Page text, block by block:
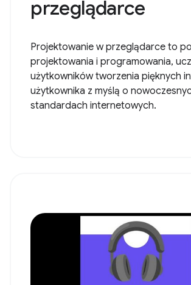
przeglądarce
Projektowanie w przeglądarce to
projektowania i programowania,
użytkowników tworzenia pięknych
użytkownika z myślą o
standardach internetowych.